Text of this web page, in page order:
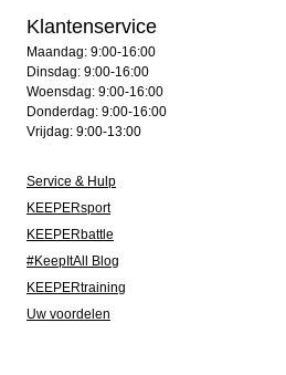
Klantenservice
Maandag: 9:00-16:00
Dinsdag: 9:00-16:00
Woensdag: 9:00-16:00
Donderdag: 9:00-16:00
Vrijdag: 9:00-13:00
Service & Hulp
KEEPERsport
KEEPERbattle
#KeepItAll Blog
KEEPERtraining
Uw voordelen